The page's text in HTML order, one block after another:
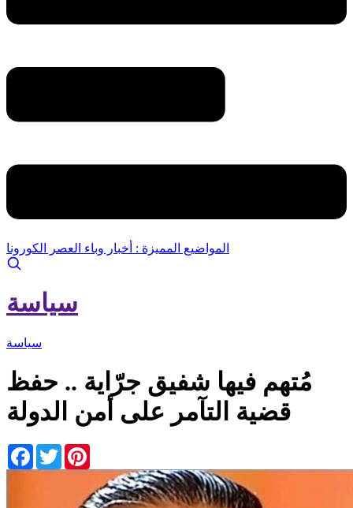
المواضيع المميزة : أخبار وباء العصر الكورونا
سياسة
سياسة
مُتهم فيها شفيق جرّاية .. حفظ
قضية التآمر على أمن الدولة
Facebook
Twitter